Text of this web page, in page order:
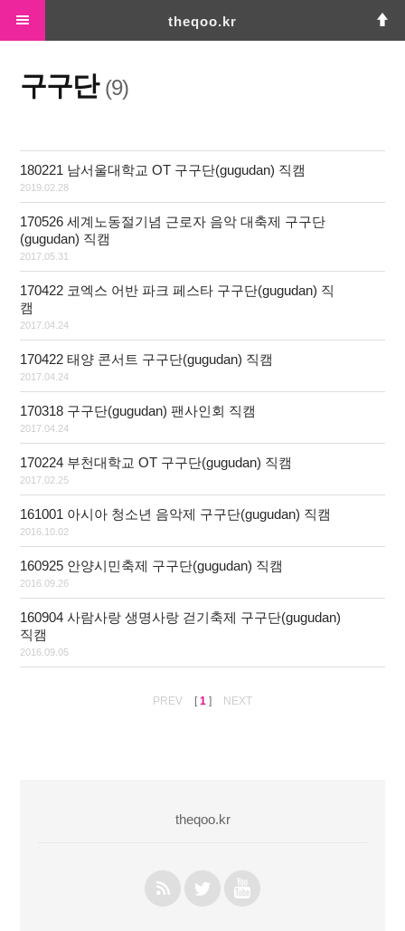
theqoo.kr
구구단 (9)
2019.02.28
180221 남서울대학교 OT 구구단(gugudan) 직캠
2017.05.31
170526 세계노동절기념 근로자 음악 대축제 구구단
(gugudan) 직캠
2017.04.24
170422 코엑스 어반 파크 페스타 구구단(gugudan) 직
캠
2017.04.24
170422 태양 콘서트 구구단(gugudan) 직캠
2017.04.24
170318 구구단(gugudan) 팬사인회 직캠
2017.02.25
170224 부천대학교 OT 구구단(gugudan) 직캠
2016.10.02
161001 아시아 청소년 음악제 구구단(gugudan) 직캠
2016.09.26
160925 안양시민축제 구구단(gugudan) 직캠
2016.09.05
160904 사람사랑 생명사랑 걷기축제 구구단(gugudan)
직캠
[1 ]
theqoo.kr